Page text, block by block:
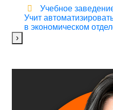
Учебное
Учит
в экономическом
›